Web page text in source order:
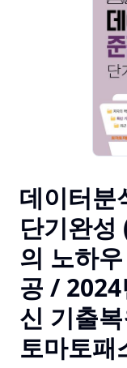
데이터분
단기완성
의 노하
공 /
신 기출
토마토패